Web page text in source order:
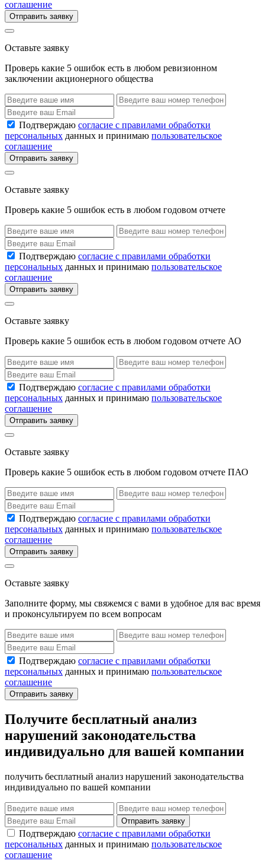
соглашение
Отправить заявку
Оставьте заявку
Проверь какие 5 ошибок есть в любом ревизионном
заключении акционерного общества
Подтверждаю согласие с правилами обработки
персональных данных и принимаю пользовательское
соглашение
Отправить заявку
Оставьте заявку
Проверь какие 5 ошибок есть в любом годовом отчете
Подтверждаю согласие с правилами обработки
персональных данных и принимаю пользовательское
соглашение
Отправить заявку
Оставьте заявку
Проверь какие 5 ошибок есть в любом годовом отчете АО
Подтверждаю согласие с правилами обработки
персональных данных и принимаю пользовательское
соглашение
Отправить заявку
Оставьте заявку
Проверь какие 5 ошибок есть в любом годовом отчете ПАО
Подтверждаю согласие с правилами обработки
персональных данных и принимаю пользовательское
соглашение
Отправить заявку
Оставьте заявку
Заполните форму, мы свяжемся с вами в удобное для вас время
и проконсультируем по всем вопросам
Подтверждаю согласие с правилами обработки
персональных данных и принимаю пользовательское
соглашение
Отправить заявку
Получите бесплатный анализ
нарушений законодательства
индивидуально для вашей компании
получить бесплатный анализ нарушений законодательства
индивидуально по вашей компании
Отправить заявку
Подтверждаю согласие с правилами обработки
персональных данных и принимаю пользовательское
соглашение